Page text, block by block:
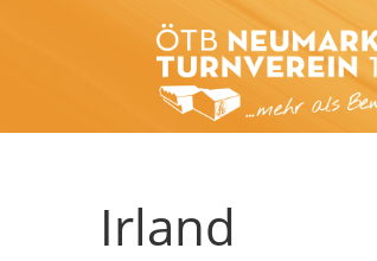
Irland